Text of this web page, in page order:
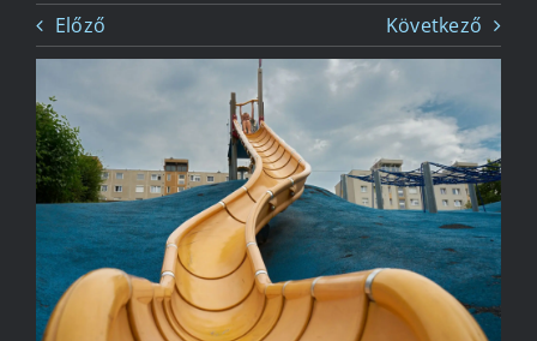
Csatlakozz!
Történetünk
Kapcsolat
Előző Következő